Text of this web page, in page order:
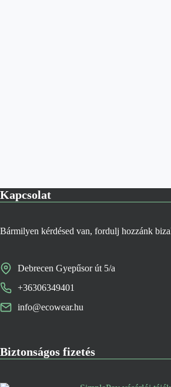
Kapcsolat
Bármilyen kérdésed van, fordulj hozzánk
Debrecen Gyepűsor út 5/a
+36306349401
info@ecowear.hu
Biztonságos fizetés